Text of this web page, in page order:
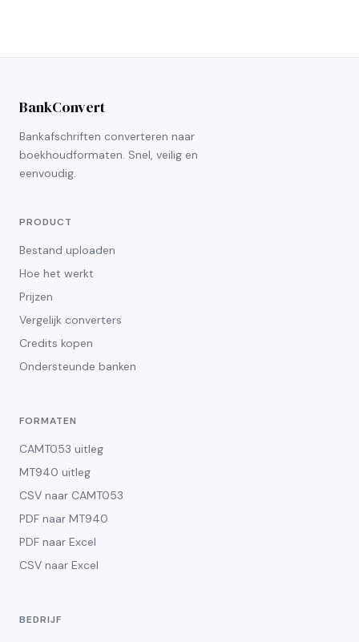
BankConvert
Bankafschriften converteren naar
boekhoudformaten. Snel, veilig en
eenvoudig.
PRODUCT
Bestand uploaden
Hoe het werkt
Prijzen
Vergelijk converters
Credits kopen
Ondersteunde banken
FORMATEN
CAMT053 uitleg
MT940 uitleg
CSV naar CAMT053
PDF naar MT940
PDF naar Excel
CSV naar Excel
BEDRIJF